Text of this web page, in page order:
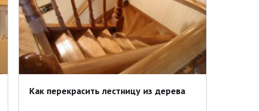
Как перекрасить лестницу из дерева